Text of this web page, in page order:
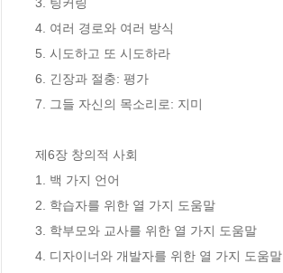
4. 여러 경로와 여러 방식
5. 시도하고 또 시도하라
6. 긴장과 절충: 평가
7. 그들 자신의 목소리로: 지미
제6장 창의적 사회
1. 백 가지 언어
2. 학습자를 위한 열 가지 도움말
3. 학부모와 교사를 위한 열 가지 도움말
4. 디자이너와 개발자를 위한 열 가지 도움말